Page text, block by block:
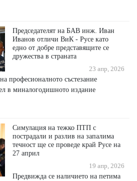
Председателят на БАВ инж. Иван
Иванов отличи ВиК - Русе като
едно от добре представящите се
дружества в страната
23 апр, 2026
професионалното състезание
в миналогодишното издание
Симулация на тежко ПТП с
пострадали и разлив на запалима
течност ще се проведе край Русе на
27 април
19 апр, 2026
Предвижда се наличието на петима